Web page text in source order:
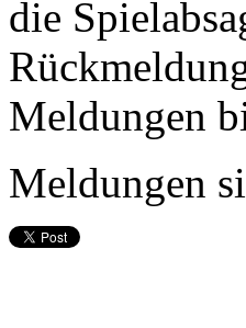
die
Meldungen
Meldungen